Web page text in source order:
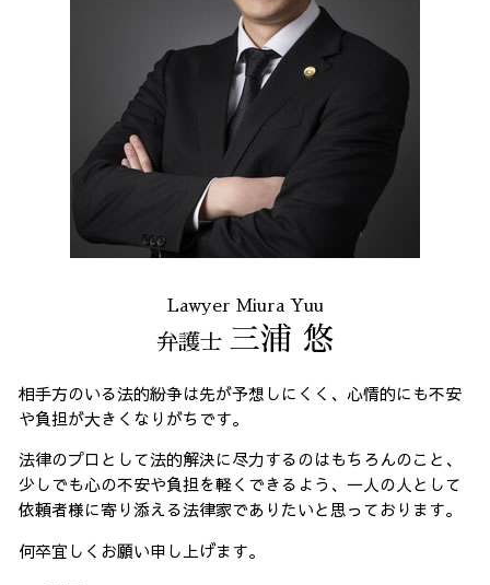
Lawyer Miura Yuu
弁護士 三浦 悠
相手方のいる法的紛争は先が予想しにくく、心情的にも不安
や負担が大きくなりがちです。
法律のプロとして法的解決に尽力するのはもちろんのこと、
少しでも心の不安や負担を軽くできるよう、一人の人として
依頼者様に寄り添える法律家でありたいと思っております。
何卒宜しくお願い申し上げます。